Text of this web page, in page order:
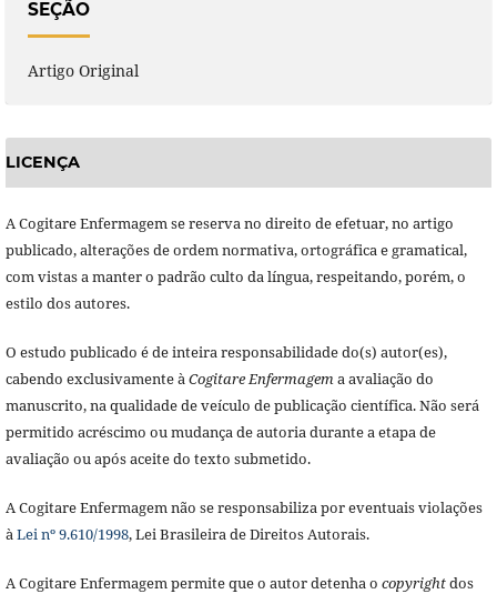
SEÇÃO
Artigo Original
LICENÇA
A Cogitare Enfermagem se reserva no direito de efetuar, no artigo
publicado, alterações de ordem normativa, ortográfica e gramatical,
com vistas a manter o padrão culto da língua, respeitando, porém, o
estilo dos autores.
O estudo publicado é de inteira responsabilidade do(s) autor(es),
cabendo exclusivamente àCogitare Enfermagema avaliação do
manuscrito, na qualidade de veículo de publicação científica. Não será
permitido acréscimo ou mudança de autoria durante a etapa de
avaliação ou após aceite do texto submetido.
A Cogitare Enfermagem não se responsabiliza por eventuais violações
àLei nº 9.610/1998, Lei Brasileira de Direitos Autorais.
A Cogitare Enfermagem permite que o autor detenha o copyrightdos